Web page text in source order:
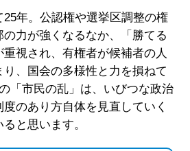
年。公認権や選挙区調整の権
の力が強くなるなか、「勝てる
視され、有権者が候補者の人
、国会の多様性と力を損ねて
「市民の乱」は、いびつな政治
のあり方自体を見直していく
と思います。